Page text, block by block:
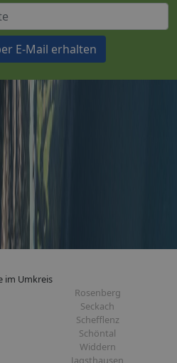
E-Mail erhalten
im Umkreis
Rosenberg
Seckach
Schefflenz
Schöntal
Widdern